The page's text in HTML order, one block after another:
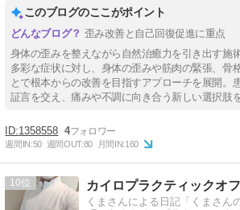
このブログのここがポイント
歪み改善と自己回復促進に重点
身体の歪みを整えながら自然治癒力を引き出す施
多彩な症状に対し、身体の歪みや筋肉の緊張、骨
とで根本からの改善を目指すアプローチを展開。
証言を交え、痛みや不調に向き合う新しい選択肢
1358558 4
週間IN:50 週間OUT:80 月間IN:160
10 カイロプラクティックオ
くまさんによる日記「くまさん